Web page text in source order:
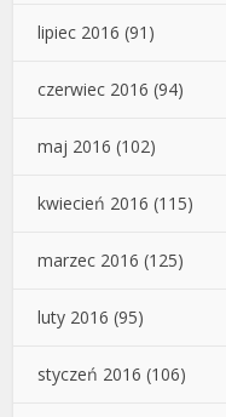
lipiec 2016 (91)
czerwiec 2016 (94)
maj 2016 (102)
kwiecień 2016 (115)
marzec 2016 (125)
luty 2016 (95)
styczeń 2016 (106)